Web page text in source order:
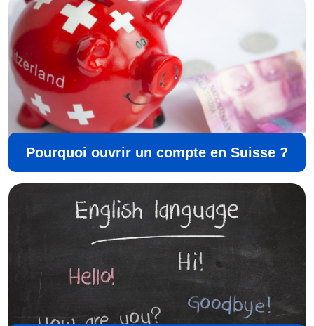
Pourquoi ouvrir un compte en Suisse ?